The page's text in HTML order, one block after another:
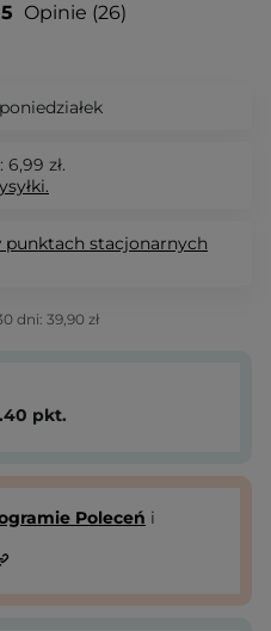
Opinie 26
zł.
punktach stacjonarnych
dni: 39,90 zł
pkt.
Poleceń i